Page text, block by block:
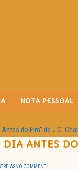
NOTA PESSOAL
Antes do Fim” de J.C.
ANTES
NO COMMENT